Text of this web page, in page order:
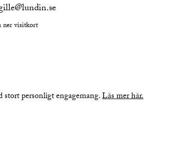
ner visitkort
personligt engagemang.Läs mer här.